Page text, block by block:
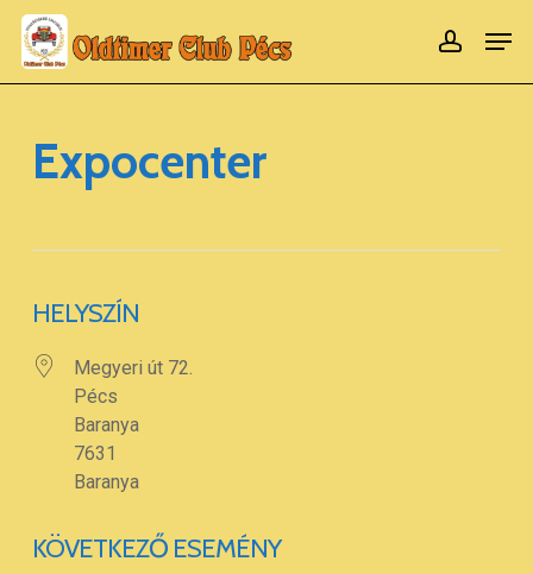
Ugrás
számla
Expocenter
HELYSZÍN
Megyeri út 72.
Pécs
Baranya
7631
Baranya
KÖVETKEZŐ ESEMÉNY